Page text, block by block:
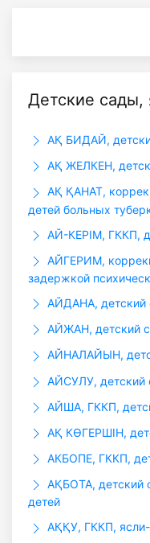
Детские сады,
АҚ БИДАЙ,
АҚ ЖЕЛКЕН,
АҚ ҚАНАТ,
детей больных
АЙ-КЕРІМ, ГККП,
АЙГЕРИМ,
задержкой
АЙДАНА,
АЙЖАН, детский
АЙНАЛАЙЫН,
АЙСУЛУ,
АЙША, ГККП,
АҚ КӨГЕРШІН,
АКБОПЕ, ГККП,
АҚБОТА, детский
детей
АҚҚУ, ГККП,